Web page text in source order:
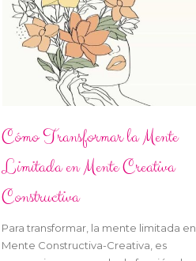
Cómo Transformar la Mente
Limitada en Mente Creativa
Constructiva
Para transformar, la mente limitada en
Mente Constructiva-Creativa, es